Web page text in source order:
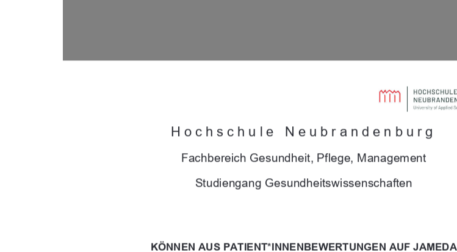
Hochschule Neubrandenburg
Fachbereich Gesundheit, Pflege, Management
Studiengang Gesundheitswissenschaften
KÖNNEN AUS PATIENT*INNENBEWERTUNGEN AUF JAMEDA